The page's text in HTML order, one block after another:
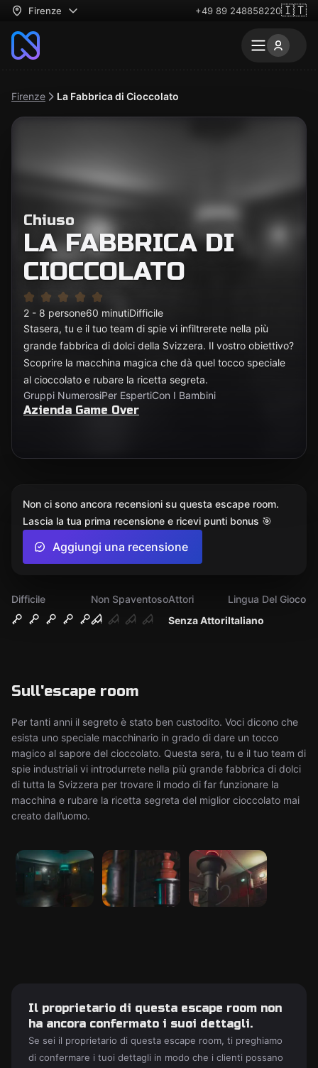
Firenze +49 89 248858220🇮🇹
Firenze La Fabbrica di Cioccolato
Chiuso
LA FABBRICA DI
CIOCCOLATO
2 - 8 persone60 minutiDifficile
Stasera, tu e il tuo team di spie vi infiltrerete nella più
grande fabbrica di dolci della Svizzera. Il vostro obiettivo?
Scoprire la macchina magica che dà quel tocco speciale
al cioccolato e rubare la ricetta segreta.
Gruppi NumerosiPer EspertiCon I Bambini
Azienda Game Over
Difficile
Non Spaventoso
Senza Attori
Attori
Italiano
Lingua Del Gioco
Sull'escape room
Per tanti anni il segreto è stato ben custodito. Voci dicono che
esista uno speciale macchinario in grado di dare un tocco
magico al sapore del cioccolato. Questa sera, tu e il tuo team di
spie industriali vi introdurrete nella più grande fabbrica di dolci
di tutta la Svizzera per trovare il modo di far funzionare la
macchina e rubare la ricetta segreta del miglior cioccolato mai
creato dall’uomo.
Non ci sono ancora recensioni su questa escape room.
Lascia la tua prima recensione e ricevi punti bonus 🎯
Aggiungi una recensione
Il proprietario di questa escape room non
ha ancora confermato i suoi dettagli.
Se sei il proprietario di questa escape room, ti preghiamo
di confermare i tuoi dettagli in modo che i clienti possano